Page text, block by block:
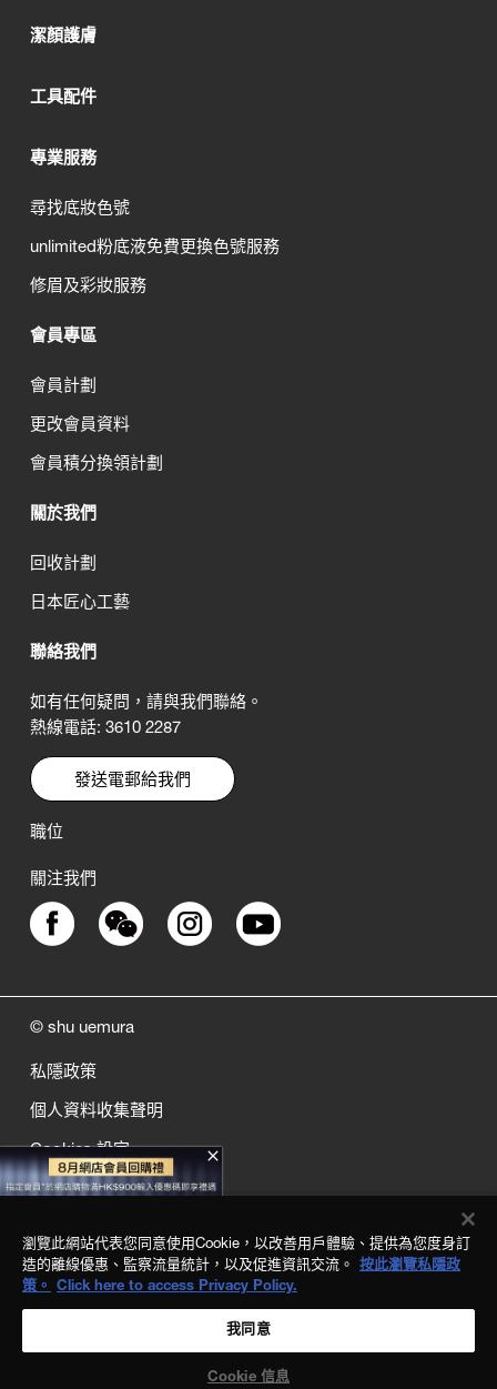
close
潔顏護膚
工具配件
專業服務
尋找底妝色號
unlimited粉底液免費更換色號服務
修眉及彩妝服務
會員專區
會員計劃
更改會員資料
會員積分換領計劃
關於我們
回收計劃
日本匠心工藝
聯絡我們
如有任何疑問，請與我們聯絡。
熱線電話: 3610 2287
發送電郵給我們
職位
關注我們
© shu uemura
私隱政策
個人資料收集聲明
Cookies 設定
網站地圖
條款細則
瀏覽此網站代表您同意使用Cookie，以改善用戶體驗、提供為您度身訂
造的離線優惠、監察流量統計，以及促進資訊交流。
按此瀏覽私隱政
策。
Click here to access Privacy Policy.
我同意
Cookie 信息